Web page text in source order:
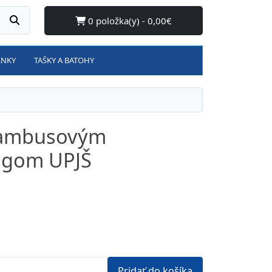
0 položka(y) - 0,00€
TAŠKY A BATOHY
UPJŠ